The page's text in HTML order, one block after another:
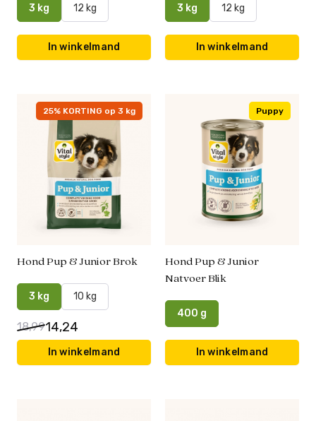
3 kg 12 kg
In winkelmand
3 kg 12 kg
In winkelmand
25% KORTING op 3 kg
Hond Pup & Junior Brok
3 kg 10 kg
18,9914,24
In winkelmand
Puppy
Hond Pup & Junior
Natvoer Blik
400 g
In winkelmand